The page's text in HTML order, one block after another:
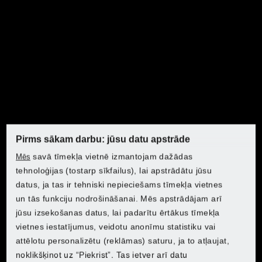
Atklājiet PARKSIDE Lidl
Izvēlieties savu valsti, lai sasniegtu tiešsaistes veikalu:
Lidl Belgium (FR)
Atklājiet PARKSIDE Lidl
Izvēlieties savu valsti, lai sasniegtu tiešsaistes veikalu:
Lidl Belgium (FR)
Atklājiet PARKSIDE Lidl
Izvēlieties savu valsti, lai sasniegtu tiešsaistes veikalu:
Lidl Belgium (FR)
Atklājiet PARKSIDE Lidl
Izvēlieties savu valsti, lai sasniegtu tiešsaistes veikalu:
Lidl Belgium (FR)
formā. Mūsu jaudīgie zāles pļāvēji nodrošina
vienmērīgu pļaušanu. Efektīvie skarifikatori aerē
zālienu un noņem sūnu un nezālienu. Šeit jūs atradīsiet
visu, kas nepieciešams veselīgas zaļās zonas izveidei.
Pārvērtiet savu zālienu par acīm tīkamu vietu!
Pirms sākam darbu: jūsu datu apstrāde
Mēs savā tīmekļa vietnē izmantojam dažādas
tehnoloģijas (tostarp sīkfailus), lai apstrādātu jūsu
datus, ja tas ir tehniski nepieciešams tīmekļa vietnes
un tās funkciju nodrošināšanai. Mēs apstrādājam arī
jūsu izsekošanas datus, lai padarītu ērtākus tīmekļa
vietnes iestatījumus, veidotu anonīmu statistiku vai
attēlotu personalizētu (reklāmas) saturu, ja to atļaujat,
noklikšķinot uz “Piekrist”. Tas ietver arī datu